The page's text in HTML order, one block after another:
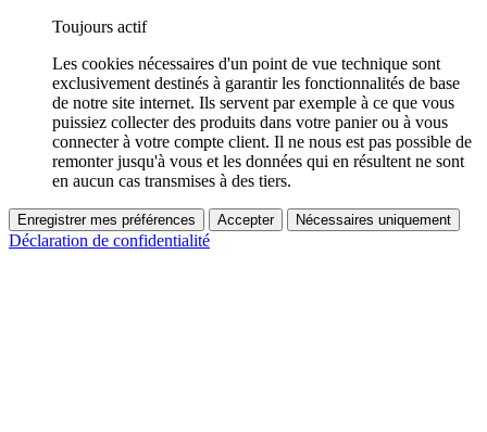
Toujours actif
Les cookies nécessaires d'un point de vue technique sont
exclusivement destinés à garantir les fonctionnalités de base
de notre site internet. Ils servent par exemple à ce que vous
puissiez collecter des produits dans votre panier ou à vous
connecter à votre compte client. Il ne nous est pas possible de
remonter jusqu'à vous et les données qui en résultent ne sont
en aucun cas transmises à des tiers.
Enregistrer mes préférences Accepter Nécessaires uniquement
Déclaration de confidentialité